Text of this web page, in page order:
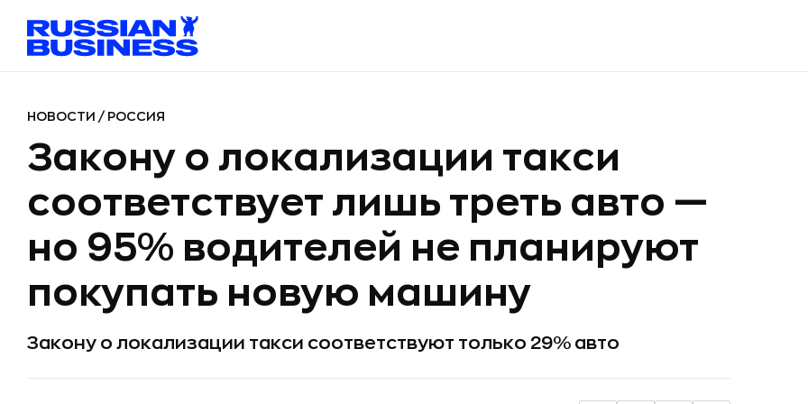
НОВОСТИ / РОССИЯ
Закону о локализации такси
соответствует лишь треть авто —
но 95% водителей не планируют
покупать новую машину
Закону о локализации такси соответствуют только 29% авто